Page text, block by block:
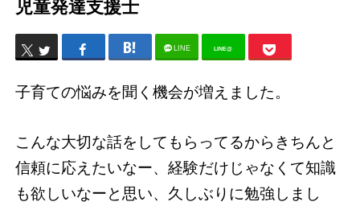
児童発達支援士
LINE LINE@
子育ての悩みを聞く機会が増えました。
こんな大切な話をしてもらってるからきちんと
信頼に応えたいなー、経験だけじゃなくて知識
も欲しいなーと思い、久しぶりに勉強しまし